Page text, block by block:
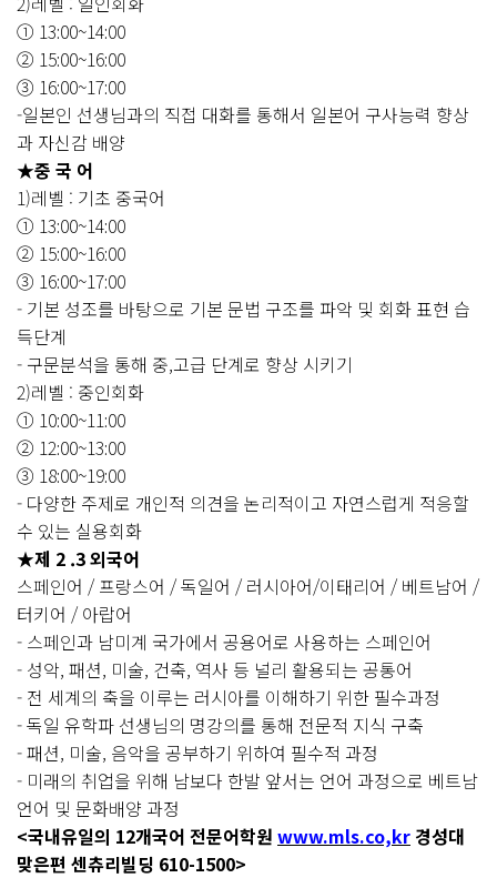
① 13:00~14:00
② 15:00~16:00
③ 16:00~17:00
-일본인 선생님과의 직접 대화를 통해서 일본어 구사능력 향상
과 자신감 배양
★중 국 어
1)레벨 : 기초 중국어
① 13:00~14:00
② 15:00~16:00
③ 16:00~17:00
- 기본 성조를 바탕으로 기본 문법 구조를 파악 및 회화 표현 습
득단계
- 구문분석을 통해 중,고급 단계로 향상 시키기
2)레벨 : 중인회화
① 10:00~11:00
② 12:00~13:00
③ 18:00~19:00
- 다양한 주제로 개인적 의견을 논리적이고 자연스럽게 적응할
수 있는 실용회화
★제 2 .3 외국어
스페인어 / 프랑스어 / 독일어 / 러시아어/이태리어 / 베트남어 /
터키어 / 아랍어
- 스페인과 남미계 국가에서 공용어로 사용하는 스페인어
- 성악, 패션, 미술, 건축, 역사 등 널리 활용되는 공통어
- 전 세계의 축을 이루는 러시아를 이해하기 위한 필수과정
- 독일 유학파 선생님의 명강의를 통해 전문적 지식 구축
- 패션, 미술, 음악을 공부하기 위하여 필수적 과정
- 미래의 취업을 위해 남보다 한발 앞서는 언어 과정으로 베트남
언어 및 문화배양 과정
<국내유일의 12개국어 전문어학원 www.mls.co,kr 경성대
맞은편 센츄리빌딩 610-1500>